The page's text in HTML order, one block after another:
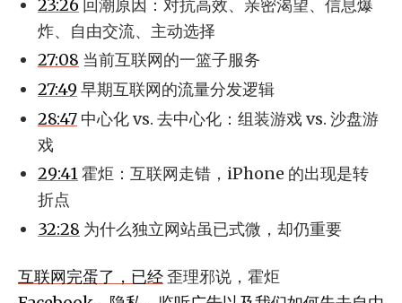
23:26 回潮原因：对抗高效、亲密渴望、信息爆
炸、自由交流、主动选择
27:08 当前互联网的一篮子服务
27:49 早期互联网的流量分发逻辑
28:47 中心化 vs. 去中心化：组装游戏 vs. 沙盘游
戏
29:41霍炬：互联网走错，iPhone 的出现是转
折点
32:28 为什么独立网站虽已式微，却仍重要
互联网完蛋了，已经歪理邪说，霍炬